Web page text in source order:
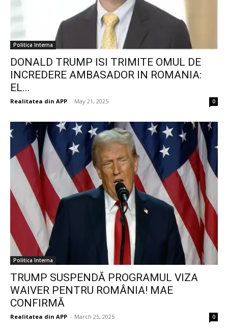
Politica Interna
DONALD TRUMP ISI TRIMITE OMUL DE
INCREDERE AMBASADOR IN ROMANIA:
EL...
Realitatea din APP - May 21, 2025 0
Politica Interna
TRUMP SUSPENDĂ PROGRAMUL VIZA
WAIVER PENTRU ROMÂNIA! MAE
CONFIRMĂ
Realitatea din APP - March 25, 2025 0